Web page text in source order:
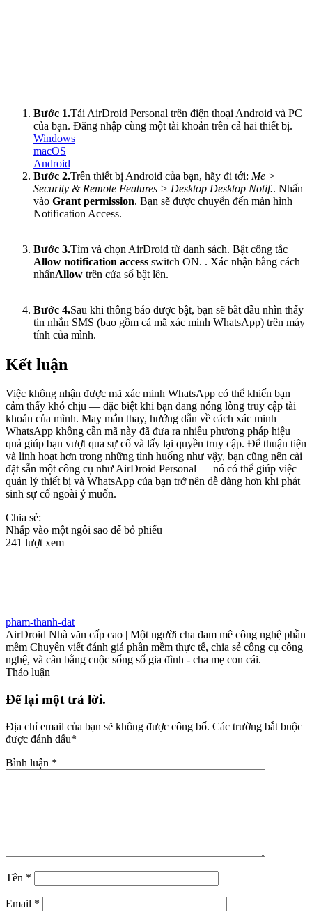
Bước 1.Tải AirDroid Personal trên điện thoại Android và PC
của bạn. Đăng nhập cùng một tài khoản trên cả hai thiết bị.
Windows
macOS
Android
Bước 2.Trên thiết bị Android của bạn, hãy đi tới: Me >
Security & Remote Features > Desktop Desktop Notif.. Nhấn
vào Grant permission. Bạn sẽ được chuyển đến màn hình
Notification Access.
Bước 3.Tìm và chọn AirDroid từ danh sách. Bật công tắc
Allow notification access switch ON. . Xác nhận bằng cách
nhấnAllow trên cửa sổ bật lên.
Bước 4.Sau khi thông báo được bật, bạn sẽ bắt đầu nhìn thấy
tin nhắn SMS (bao gồm cả mã xác minh WhatsApp) trên máy
tính của mình.
Kết luận
Việc không nhận được mã xác minh WhatsApp có thể khiến bạn
cảm thấy khó chịu — đặc biệt khi bạn đang nóng lòng truy cập tài
khoản của mình. May mắn thay, hướng dẫn về cách xác minh
WhatsApp không cần mã này đã đưa ra nhiều phương pháp hiệu
quả giúp bạn vượt qua sự cố và lấy lại quyền truy cập. Để thuận tiện
và linh hoạt hơn trong những tình huống như vậy, bạn cũng nên cài
đặt sẵn một công cụ như AirDroid Personal — nó có thể giúp việc
quản lý thiết bị và WhatsApp của bạn trở nên dễ dàng hơn khi phát
sinh sự cố ngoài ý muốn.
Chia sẻ:
Nhấp vào một ngôi sao để bỏ phiếu
241 lượt xem
pham-thanh-dat
AirDroid Nhà văn cấp cao | Một người cha đam mê công nghệ phần
mềm Chuyên viết đánh giá phần mềm thực tế, chia sẻ công cụ công
nghệ, và cân bằng cuộc sống số gia đình - cha mẹ con cái.
Thảo luận
Để lại một trả lời.
Địa chỉ email của bạn sẽ không được công bố. Các trường bắt buộc
được đánh dấu*
Bình luận *
Tên *
Email *